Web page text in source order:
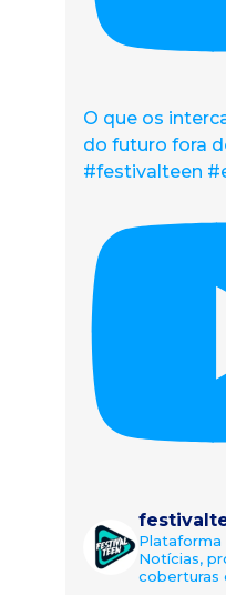
O que os
do futuro fora
#festivalteen
Plataforma
Notícias,
coberturas